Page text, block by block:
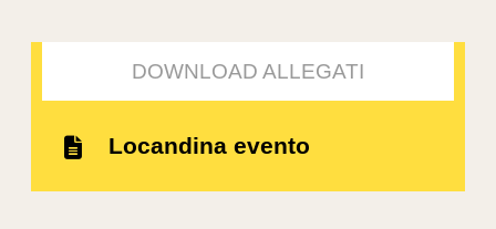
DOWNLOAD ALLEGATI
Locandina evento